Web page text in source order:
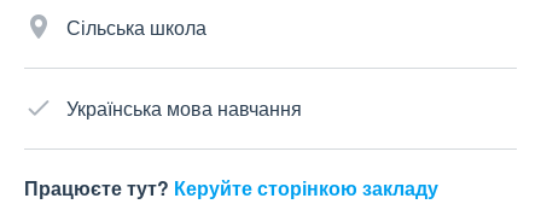
Сільська школа
Українська мова навчання
Працюєте тут? Керуйте сторінкою закладу